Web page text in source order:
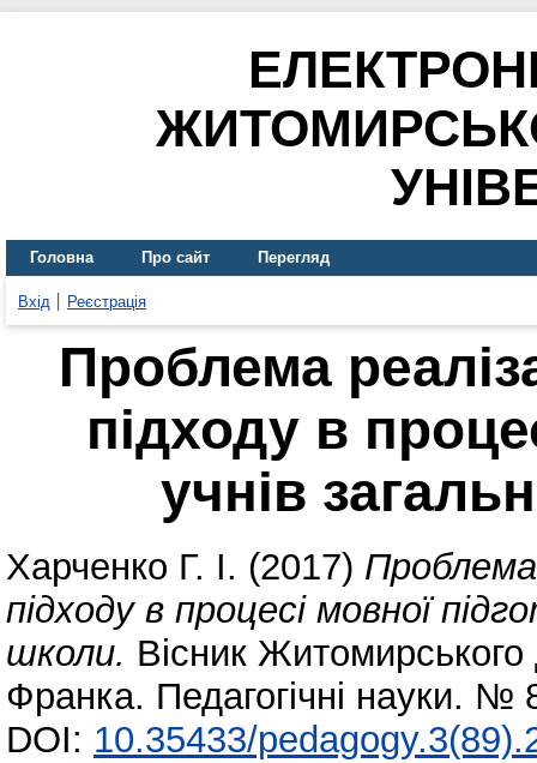
Головна Про сайт Перегляд
Вхід Реєстрація
Проблема
підходу в
учнів
Харченко Г. І. (2017) Проблема
підходу в процесі мовної
школи. Вісник Житомирського
Франка. Педагогічні науки.
DOI: 10.35433/